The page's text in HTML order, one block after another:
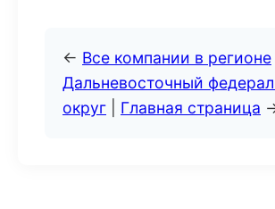
← Все компании в регионе
Дальневосточный
округ
Главная страница